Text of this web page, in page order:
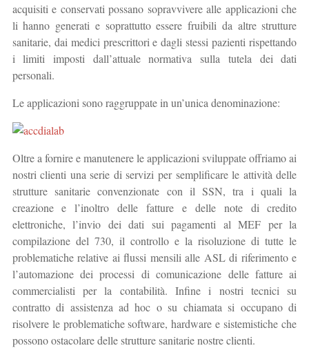
acquisiti e conservati possano sopravvivere alle applicazioni che
li hanno generati e soprattutto essere fruibili da altre strutture
sanitarie, dai medici prescrittori e dagli stessi pazienti rispettando
i limiti imposti dall’attuale normativa sulla tutela dei dati
personali.
Le applicazioni sono raggruppate in un’unica denominazione:
Oltre a fornire e manutenere le applicazioni sviluppate offriamo ai
nostri clienti una serie di servizi per semplificare le attività delle
strutture sanitarie convenzionate con il SSN, tra i quali la
creazione e l’inoltro delle fatture e delle note di credito
elettroniche, l’invio dei dati sui pagamenti al MEF per la
compilazione del 730, il controllo e la risoluzione di tutte le
problematiche relative ai flussi mensili alle ASL di riferimento e
l’automazione dei processi di comunicazione delle fatture ai
commercialisti per la contabilità. Infine i nostri tecnici su
contratto di assistenza ad hoc o su chiamata si occupano di
risolvere le problematiche software, hardware e sistemistiche che
possono ostacolare delle strutture sanitarie nostre clienti.